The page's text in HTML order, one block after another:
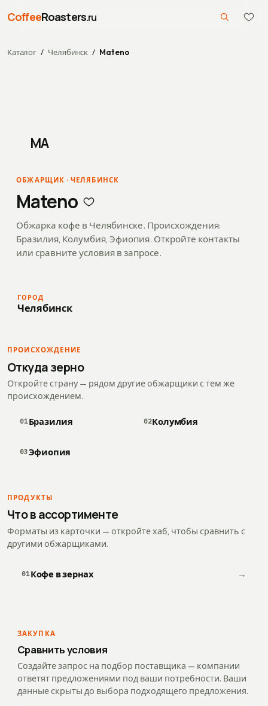
CoffeeRoasters.ru
Каталог / Челябинск / Mateno
MA
ОБЖАРЩИК · ЧЕЛЯБИНСК
Mateno
Обжарка кофе в Челябинске. Происхождения:
Бразилия, Колумбия, Эфиопия. Откройте контакты
или сравните условия в запросе.
ГОРОД
Челябинск
ПРОИСХОЖДЕНИЕ
Откуда зерно
Откройте страну — рядом другие обжарщики с тем же
происхождением.
01Бразилия 02Колумбия
03Эфиопия
ПРОДУКТЫ
Что в ассортименте
Форматы из карточки — откройте хаб, чтобы сравнить с
другими обжарщиками.
01Кофе в зернах →
ЗАКУПКА
Сравнить условия
Создайте запрос на подбор поставщика — компании
ответят предложениями под ваши потребности. Ваши
данные скрыты до выбора подходящего предложения.